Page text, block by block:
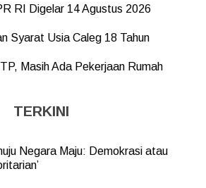
RI Digelar 14 Agustus 2026
Syarat Usia Caleg 18 Tahun
Masih Ada Pekerjaan Rumah
TERKINI
Negara Maju: Demokrasi atau